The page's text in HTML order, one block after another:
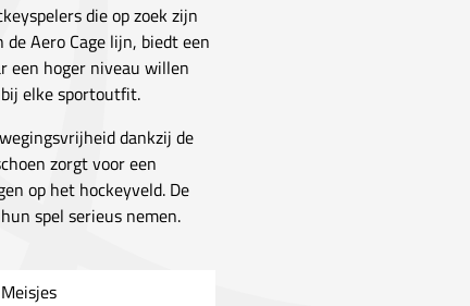
die op zoek zijn
Aero Cage lijn, biedt een
een hoger niveau willen
elke sportoutfit.
dankzij de
zorgt voor een
op het hockeyveld. De
spel serieus nemen.